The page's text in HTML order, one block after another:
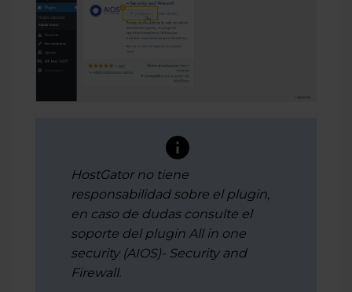
HostGator no tiene
responsabilidad sobre el plugin,
en caso de dudas consulte el
soporte del plugin All in one
security (AIOS)- Security and
Firewall.